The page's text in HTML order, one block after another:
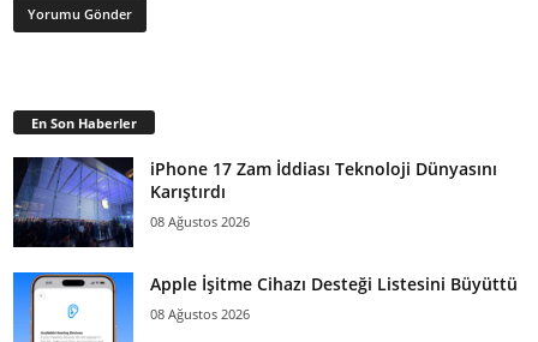
En Son Haberler
iPhone 17 Zam İddiası Teknoloji Dünyasını
Karıştırdı
08 Ağustos 2026
Apple İşitme Cihazı Desteği Listesini Büyüttü
08 Ağustos 2026